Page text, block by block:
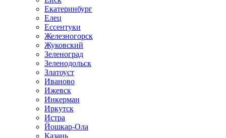
Екатеринбург
Елец
Ессентуки
Железногорск
Жуковский
Зеленоград
Зеленодольск
Златоуст
Иваново
Ижевск
Инкерман
Иркутск
Истра
Йошкар-Ола
Казань